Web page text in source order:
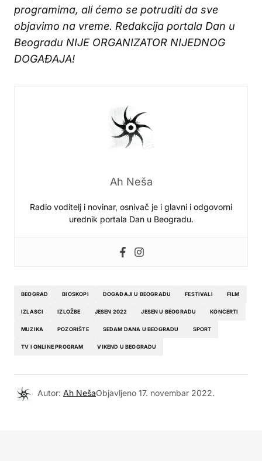
programima, ali ćemo se potruditi da sve
objavimo na vreme. Redakcija portala Dan u
Beogradu NIJE ORGANIZATOR NIJEDNOG
DOGAĐAJA!
Ah Neša
Radio voditelj i novinar, osnivač je i glavni i odgovorni
urednik portala Dan u Beogradu.
BEOGRAD BIOSKOPI DOGAĐAJI U BEOGRADU FESTIVALI FILM
IZLASCI IZLOŽBE JESEN 2022 JESEN U BEOGRADU KONCERTI
MUZIKA POZORIŠTE SEDAM DANA U BEOGRADU SPORT
TV I ONLINE PROGRAM VIKEND U BEOGRADU
Autor: Ah NešaObjavljeno 17. novembar 2022.